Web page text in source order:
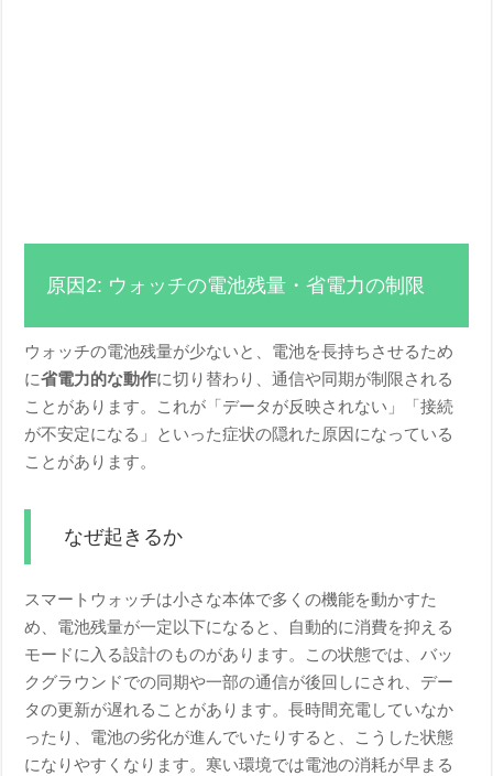
原因2: ウォッチの電池残量・省電力の制限
ウォッチの電池残量が少ないと、電池を長持ちさせるため
に省電力的な動作に切り替わり、通信や同期が制限される
ことがあります。これが「データが反映されない」「接続
が不安定になる」といった症状の隠れた原因になっている
ことがあります。
なぜ起きるか
スマートウォッチは小さな本体で多くの機能を動かすた
め、電池残量が一定以下になると、自動的に消費を抑える
モードに入る設計のものがあります。この状態では、バッ
クグラウンドでの同期や一部の通信が後回しにされ、デー
タの更新が遅れることがあります。長時間充電していなか
ったり、電池の劣化が進んでいたりすると、こうした状態
になりやすくなります。寒い環境では電池の消耗が早まる